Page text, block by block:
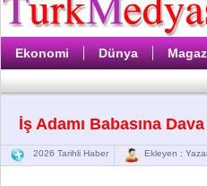
Ekonomi Dünya
İş Adamı Babasına
2026 Tarihli Haber Ekleyen :